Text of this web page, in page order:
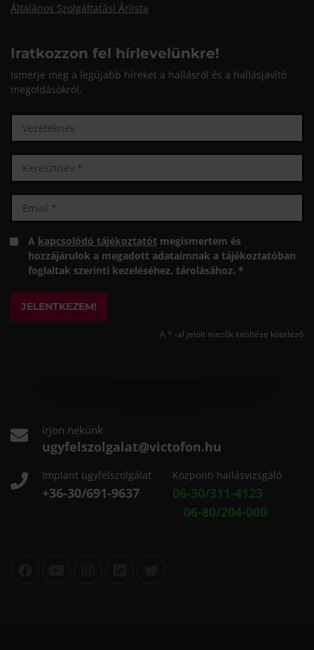
Általános Szolgáltatási Árlista
Iratkozzon fel hírlevelünkre!
Ismerje meg a legújabb híreket a hallásról és a hallásjavító
megoldásokról.
A kapcsolódó tájékoztatót megismertem és
hozzájárulok a megadott adataimnak a tájékoztatóban
foglaltak szerinti kezeléséhez, tárolásához. *
JELENTKEZEM!
A * -al jelölt mezők kitöltése kötelező
írjon nekünk
ugyfelszolgalat@victofon.hu
Implant ügyfélszolgálat
+36-30/691-9637
Központi hallásvizsgáló
06-30/311-4123
06-80/204-000